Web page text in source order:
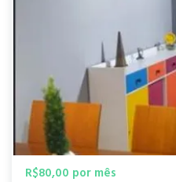
R$80,00 por mês